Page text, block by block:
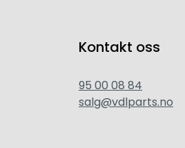
Kontakt oss
95 00 08 84
salg@vdlparts.no